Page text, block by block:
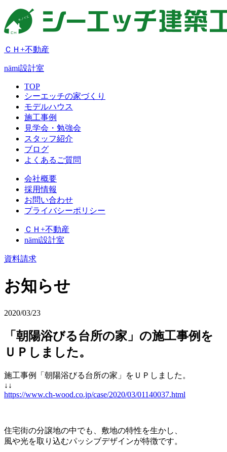
ＣＨ+不動産
nämi設計室
TOP
シーエッチの家づくり
モデルハウス
施工事例
見学会・勉強会
スタッフ紹介
ブログ
よくあるご質問
会社概要
採用情報
お問い合わせ
プライバシーポリシー
ＣＨ+不動産
nämi設計室
資料請求
お知らせ
2020/03/23
「朝陽浴びる台所の家」の施工事例を
ＵＰしました。
施工事例「朝陽浴びる台所の家」をＵＰしました。
↓↓
https://www.ch-wood.co.jp/case/2020/03/01140037.html
住宅街の分譲地の中でも、敷地の特性を生かし、
風や光を取り込むパッシブデザインが特徴です。